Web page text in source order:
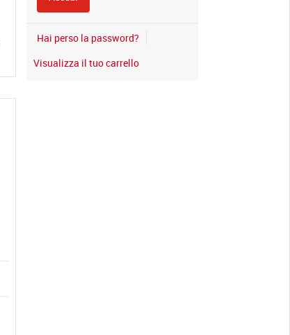
Hai perso la password?
Visualizza il tuo carrello